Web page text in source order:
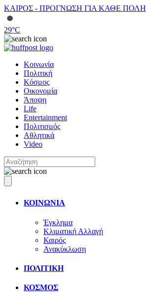
ΚΑΙΡΟΣ - ΠΡΟΓΝΩΣΗ ΓΙΑ ΚΑΘΕ ΠΟΛΗ
29°C
Κοινωνία
Πολιτική
Κόσμος
Οικονομία
Άποψη
Life
Entertainment
Πολιτισμός
Αθλητικά
Video
ΚΟΙΝΩΝΙΑ
Έγκλημα
Κλιματική Αλλαγή
Καιρός
Ανακύκλωση
ΠΟΛΙΤΙΚΗ
ΚΟΣΜΟΣ